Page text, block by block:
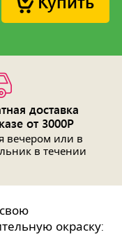
доставка
от 3000Р
вечером или в
в течении
окраску: